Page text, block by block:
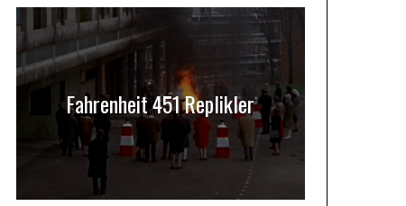
Fahrenheit 451 Replikler